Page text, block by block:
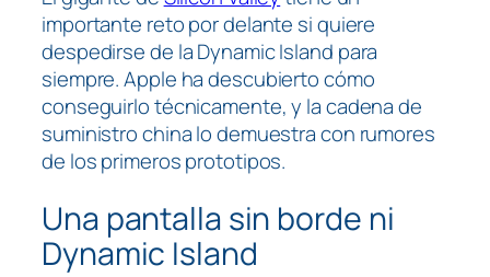
importante reto por delante si quiere
despedirse de la Dynamic Island para
siempre. Apple ha descubierto cómo
conseguirlo técnicamente, y la cadena de
suministro china lo demuestra con rumores
de los primeros prototipos.
Una pantalla sin borde ni
Dynamic Island